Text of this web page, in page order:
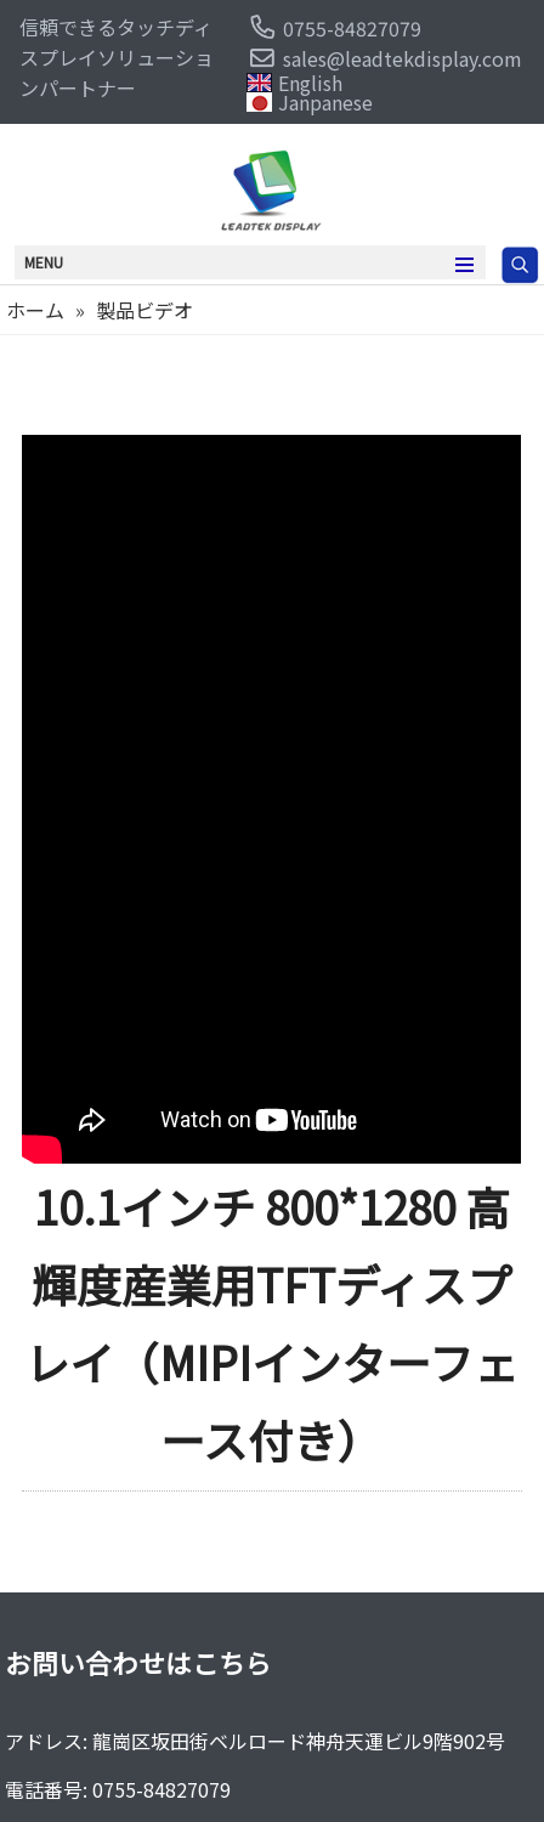
信頼できるタッチディ
スプレイソリューショ
ンパートナー
0755-84827079
sales@leadtekdisplay.com
English
Janpanese
MENU
ホーム » 製品ビデオ
10.1インチ 800*1280 高
輝度産業用TFTディスプ
レイ（MIPIインターフェ
ース付き）
お問い合わせはこちら
アドレス: 龍崗区坂田街ベルロード神舟天運ビル9階902号
電話番号: 0755-84827079